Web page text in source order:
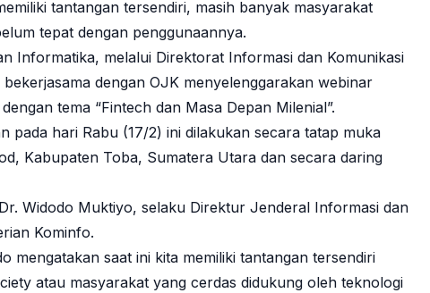
tantangan tersendiri, masih banyak masyarakat
tepat dengan penggunaannya.
Informatika, melalui Direktorat Informasi dan Komunikasi
dengan OJK menyelenggarakan webinar
tema “Fintech dan Masa Depan Milenial”.
pada hari Rabu (17/2) ini dilakukan secara tatap muka
Kabupaten Toba, Sumatera Utara dan secara daring
Widodo Muktiyo, selaku Direktur Jenderal Informasi dan
Kominfo.
mengatakan saat ini kita memiliki tantangan tersendiri
atau masyarakat yang cerdas didukung oleh teknologi